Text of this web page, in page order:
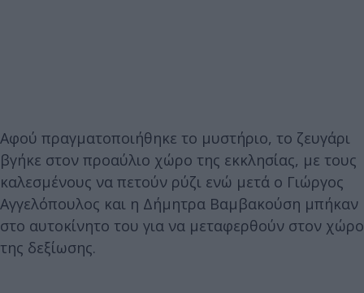
Αφού πραγματοποιήθηκε το μυστήριο, το ζευγάρι
βγήκε στον προαύλιο χώρο της εκκλησίας, με τους
καλεσμένους να πετούν ρύζι ενώ μετά ο Γιώργος
Αγγελόπουλος και η Δήμητρα Βαμβακούση μπήκαν
στο αυτοκίνητο του για να μεταφερθούν στον χώρο
της δεξίωσης.